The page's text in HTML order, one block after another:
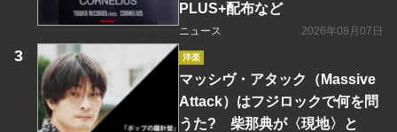
PLUS+配布など
ニュース 2026年08月07日
洋楽
マッシヴ・アタック（Massive
Attack）はフジロックで何を問
うた? 柴那典が〈現地〉と